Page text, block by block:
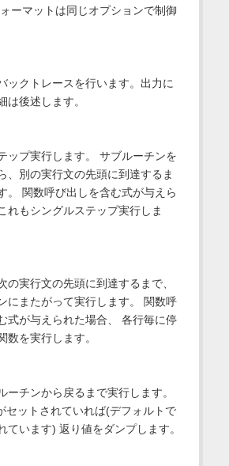
ーマットは同じオプションで制御
ックトレースを行います。出力に
は後述します。
ップ実行します。 サブルーチンを
、別の実行文の先頭に到達するま
。 関数呼び出しを含む式が与えら
れもシングルステップ実行しま
の実行文の先頭に到達するまで、
にまたがって実行します。 関数呼
式が与えられた場合、 各行毎に停
数を実行します。
ーチンから戻るまで実行します。
セットされていれば(デフォルトで
ています) 返り値をダンプします。